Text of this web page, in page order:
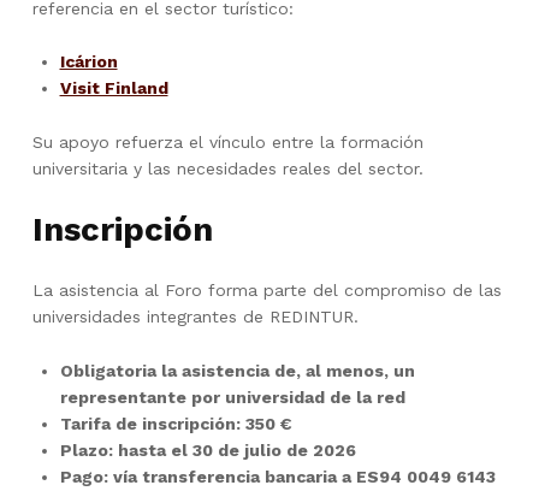
referencia en el sector turístico:
Icárion
Visit Finland
Su apoyo refuerza el vínculo entre la formación
universitaria y las necesidades reales del sector.
Inscripción
La asistencia al Foro forma parte del compromiso de las
universidades integrantes de REDINTUR.
Obligatoria la asistencia de, al menos, un
representante por universidad de la red
Tarifa de inscripción: 350 €
Plazo: hasta el 30 de julio de 2026
Pago: vía transferencia bancaria a ES94 0049 6143